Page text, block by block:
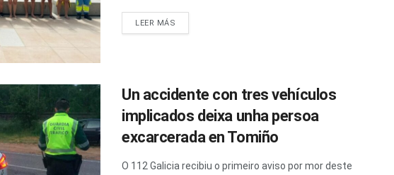
LEER MÁS
Un accidente con tres vehículos
implicados deixa unha persoa
excarcerada en Tomiño
O 112 Galicia recibiu o primeiro aviso por mor deste